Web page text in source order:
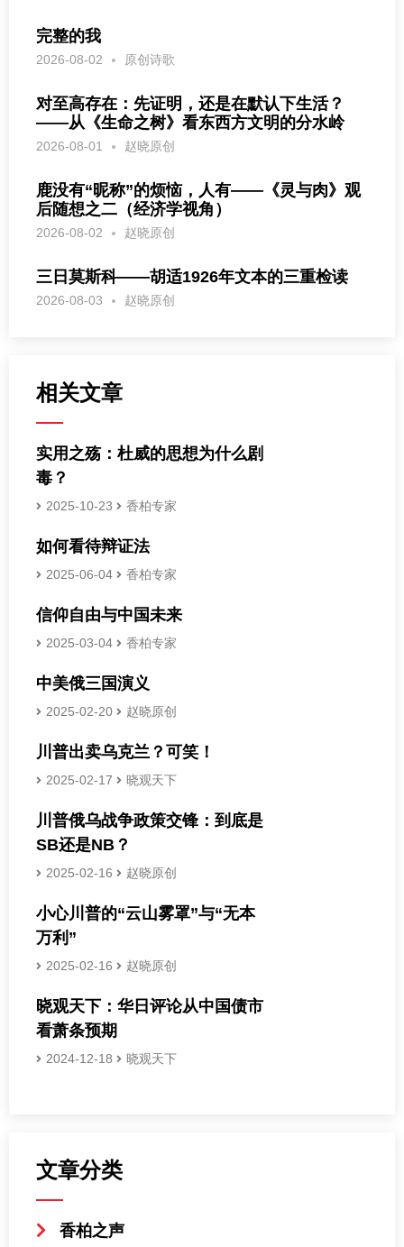
完整的我
2026-08-02 原创诗歌
对至高存在：先证明，还是在默认下生活？
——从《生命之树》看东西方文明的分水岭
2026-08-01 赵晓原创
鹿没有“昵称”的烦恼，人有——《灵与肉》观
后随想之二（经济学视角）
2026-08-02 赵晓原创
三日莫斯科——胡适1926年文本的三重检读
2026-08-03 赵晓原创
相关文章
实用之殇：杜威的思想为什么剧
毒？
2025-10-23 香柏专家
如何看待辩证法
2025-06-04 香柏专家
信仰自由与中国未来
2025-03-04 香柏专家
中美俄三国演义
2025-02-20 赵晓原创
川普出卖乌克兰？可笑！
2025-02-17 晓观天下
川普俄乌战争政策交锋：到底是
SB还是NB？
2025-02-16 赵晓原创
小心川普的“云山雾罩”与“无本
万利”
2025-02-16 赵晓原创
晓观天下：华日评论从中国债市
看萧条预期
2024-12-18 晓观天下
文章分类
香柏之声